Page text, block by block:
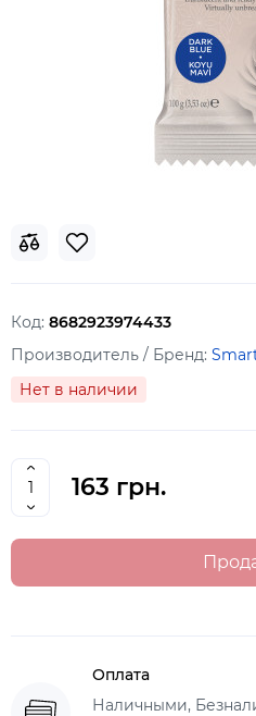
Код: 8682923974433
Производитель / Бренд:
Нет в наличии
163 грн.
Оплата
Наличными,